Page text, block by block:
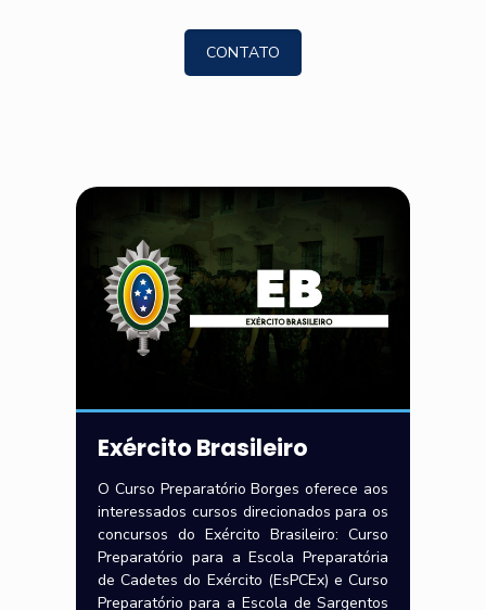
CONTATO
Exército Brasileiro
O Curso Preparatório Borges oferece aos
interessados cursos direcionados para os
concursos do Exército Brasileiro: Curso
Preparatório para a Escola Preparatória
de Cadetes do Exército (EsPCEx) e Curso
Preparatório para a Escola de Sargentos